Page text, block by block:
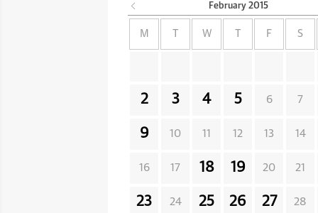
February 2015
M W F S
2 3 4 5 6 7
9 10 11 12 13 14
16 17 18 19 20 21
23 24 25 26 27 28